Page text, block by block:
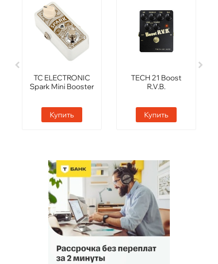
TC ELECTRONIC
Spark Mini Booster
Купить
TECH 21 Boost
R.V.B.
Купить